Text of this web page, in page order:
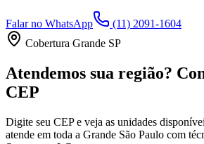
Falar no WhatsApp
(11) 2091-1604
Cobertura Grande SP
Atendemos sua região?
CEP
Digite seu CEP e veja as unidades
atende em toda a Grande São Paulo com